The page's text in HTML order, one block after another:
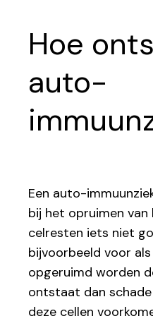
Hoe
auto-
Een auto-
bij het opruimen van
celresten iets niet
bijvoorbeeld voor
opgeruimd worden
ontstaat dan
deze cellen